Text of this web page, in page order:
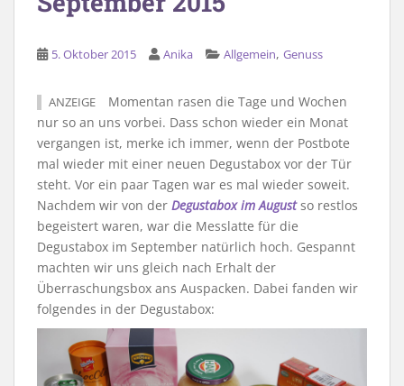
5. Oktober 2015 Anika Allgemein, Genuss
ANZEIGE
Momentan rasen die Tage und Wochen
nur so an uns vorbei. Dass schon wieder ein Monat
vergangen ist, merke ich immer, wenn der Postbote
mal wieder mit einer neuen Degustabox vor der Tür
steht. Vor ein paar Tagen war es mal wieder soweit.
Nachdem wir von der Degustabox im Augustso restlos
begeistert waren, war die Messlatte für die
Degustabox im September natürlich hoch. Gespannt
machten wir uns gleich nach Erhalt der
Überraschungsbox ans Auspacken. Dabei fanden wir
folgendes in der Degustabox: